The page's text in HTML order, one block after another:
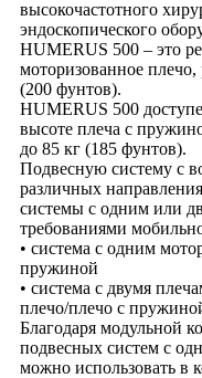
высокочастотного
эндоскопического
HUMERUS 500 – это
моторизованное плечо,
(200 фунтов).
HUMERUS 500
высоте плеча с
до 85 кг (185 фунтов).
Подвесную систему с
различных
системы с одним или
требованиями
• система с одним
пружиной
• система с двумя
плечо/плечо с
Благодаря модульной
подвесных систем с
можно использовать в